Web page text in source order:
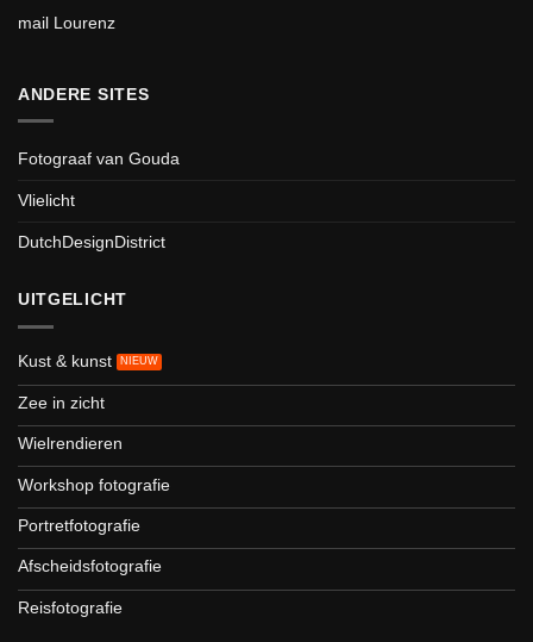
mail Lourenz
ANDERE SITES
Fotograaf van Gouda
Vlielicht
DutchDesignDistrict
UITGELICHT
Kust & kunst
Zee in zicht
Wielrendieren
Workshop fotografie
Portretfotografie
Afscheidsfotografie
Reisfotografie